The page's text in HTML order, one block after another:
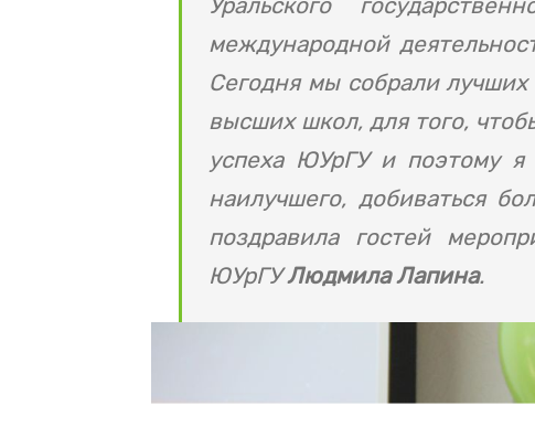
международной
Сегодня мы собрали
высших школ, для того,
успеха ЮУрГУ и поэтому
наилучшего, добиваться
поздравила гостей
ЮУрГУЛюдмила Лапина.